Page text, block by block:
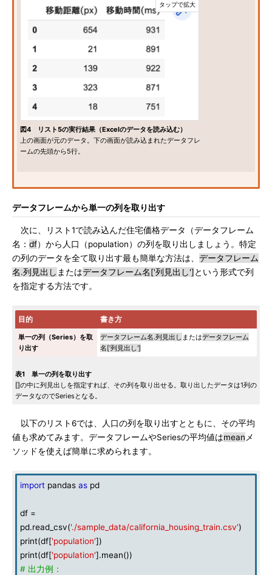
図4 リスト5の実行結果（Excelのデータを読み込む）
上の画面が元のデータ。下の画面が読み込まれたデータフレ
ームの先頭から5行。
データフレームから単一の列を取り出す
次に、リスト1で読み込んだ住宅価格データ（データフレーム
名： df）から人口（population）の列を取り出しましょう。特定
の列のデータを全て取り出す最も簡単な方法は、 データフレーム
名.列見出し またはデータフレーム名['列見出し']という形式で列
を指定する方法です。
目的 書き方
単一の列（Series）を取
り出す
データフレーム名.列見出し またはデータフレーム
名['列見出し']
表1 単一の列を取り出す
[]の中に列見出しを指定すれば、その列を取り出せる。取り出したデータは1列の
データなのでSeriesとなる。
以下のリスト6では、人口の列を取り出すとともに、その平均
値も求めてみます。データフレームやSeriesの平均値はmean メ
ソッドを使えば簡単に求められます。
import pandas as pd
df =
pd.read_csv('./sample_data/california_housing_train.csv')
print(df['population'])
print(df['population'].mean())
# 出力例：